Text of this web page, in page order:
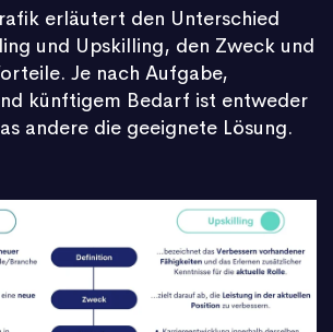
erläutert den Unterschied
und Upskilling, den Zweck und
Je nach Aufgabe,
künftigem Bedarf ist entweder
andere die geeignete Lösung.